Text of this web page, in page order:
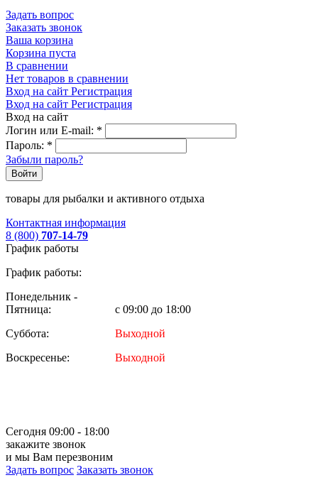
Задать вопрос
Заказать звонок
Ваша корзина
Корзина пуста
В сравнении
Нет товаров в сравнении
Вход на сайт Регистрация
Вход на сайт Регистрация
Вход на сайт
Логин или E-mail: *
Пароль: *
Забыли пароль?
Войти
товары для рыбалки и активного отдыха
Контактная информация
8 (800) 707-14-79
График работы
График работы:
Понедельник -
Пятница:
с 09:00 до 18:00
Суббота:
Выходной
Воскресенье:
Выходной
Сегодня 09:00 - 18:00
закажите звонок
и мы Вам перезвоним
Задать вопрос Заказать звонок